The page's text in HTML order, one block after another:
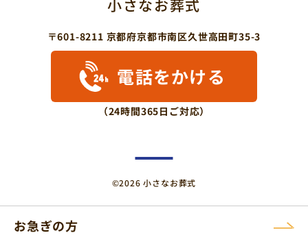
小さなお葬式
〒601-8211 京都府京都市南区久世高田町35-3
電話をかける
（24時間365日ご対応）
©2026 小さなお葬式
お急ぎの方